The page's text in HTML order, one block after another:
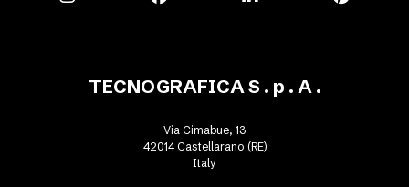
TECNOGRAFICA S . p . A .
Via Cimabue, 13
42014 Castellarano (RE)
Italy